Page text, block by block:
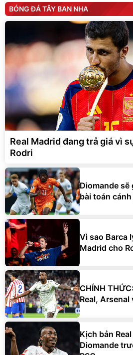
BÓNG ĐÁ TÂY BAN NHA
Real Madrid đang trả giá vì
Rodri
Diomande
bài toán
Vì sao Barca
Madrid cho
CHÍNH
Real,
Kịch bản
Diomande